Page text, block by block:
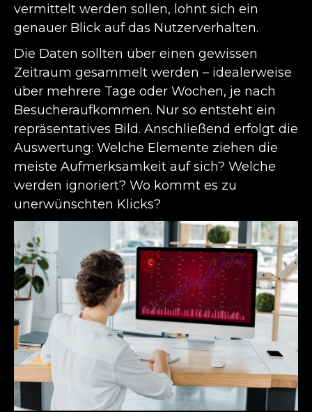
vermittelt werden sollen, lohnt sich ein
genauer Blick auf das Nutzerverhalten.
Die Daten sollten über einen gewissen
Zeitraum gesammelt werden – idealerweise
über mehrere Tage oder Wochen, je nach
Besucheraufkommen. Nur so entsteht ein
repräsentatives Bild. Anschließend erfolgt die
Auswertung: Welche Elemente ziehen die
meiste Aufmerksamkeit auf sich? Welche
werden ignoriert? Wo kommt es zu
unerwünschten Klicks?